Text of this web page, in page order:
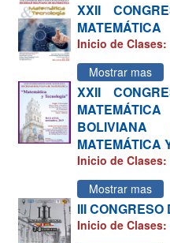
XXII
MATEMÁTICA
Inicio de Clases:
Mostrar mas
XXII
BOLIVIANA
MATEMÁTICA
Inicio de Clases:
Mostrar mas
III CONGRESO
Inicio de Clases: